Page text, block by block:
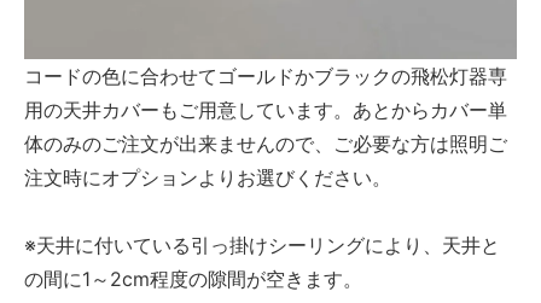
コードの色に合わせてゴールドかブラックの飛松灯器専
用の天井カバーもご用意しています。あとからカバー単
体のみのご注文が出来ませんので、ご必要な方は照明ご
注文時にオプションよりお選びください。
※天井に付いている引っ掛けシーリングにより、天井と
の間に1～2cm程度の隙間が空きます。